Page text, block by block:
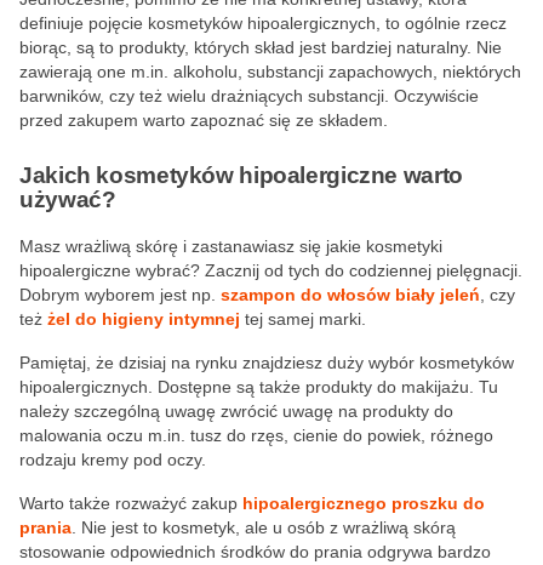
definiuje pojęcie kosmetyków hipoalergicznych, to ogólnie rzecz
biorąc, są to produkty, których skład jest bardziej naturalny. Nie
zawierają one m.in. alkoholu, substancji zapachowych, niektórych
barwników, czy też wielu drażniących substancji. Oczywiście
przed zakupem warto zapoznać się ze składem.
Jakich kosmetyków hipoalergiczne warto
używać?
Masz wrażliwą skórę i zastanawiasz się jakie kosmetyki
hipoalergiczne wybrać? Zacznij od tych do codziennej pielęgnacji.
Dobrym wyborem jest np. szampon do włosów biały jeleń, czy
też żel do higieny intymnej tej samej marki.
Pamiętaj, że dzisiaj na rynku znajdziesz duży wybór kosmetyków
hipoalergicznych. Dostępne są także produkty do makijażu. Tu
należy szczególną uwagę zwrócić uwagę na produkty do
malowania oczu m.in. tusz do rzęs, cienie do powiek, różnego
rodzaju kremy pod oczy.
Warto także rozważyć zakup hipoalergicznego proszku do
prania. Nie jest to kosmetyk, ale u osób z wrażliwą skórą
stosowanie odpowiednich środków do prania odgrywa bardzo